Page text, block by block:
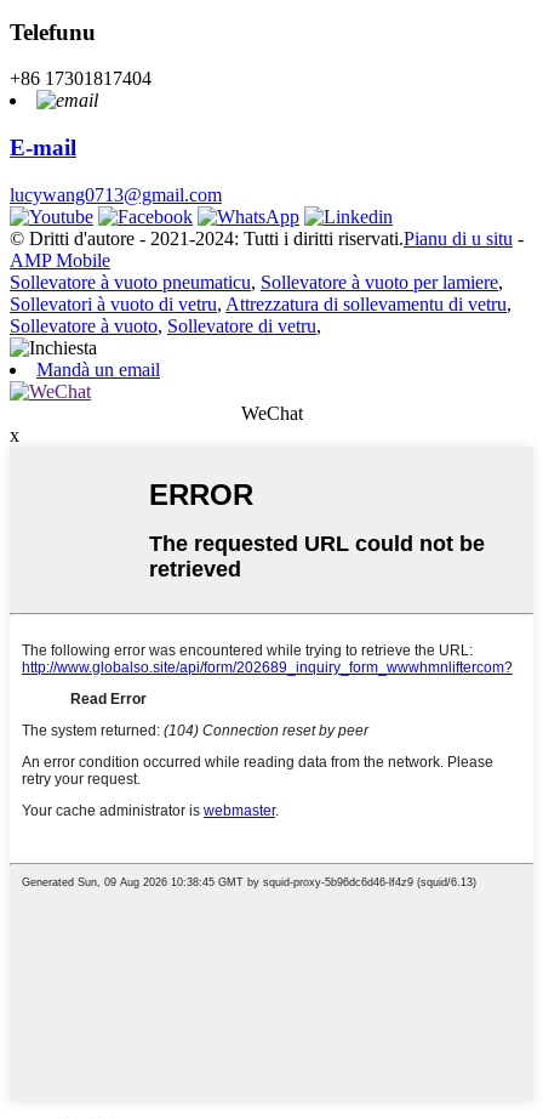
Telefunu
+86 17301817404
E-mail
lucywang0713@gmail.com
© Dritti d'autore - 2021-2024: Tutti i diritti riservati.Pianu di u situ -
AMP Mobile
Sollevatore à vuoto pneumaticu, Sollevatore à vuoto per lamiere,
Sollevatori à vuoto di vetru, Attrezzatura di sollevamentu di vetru,
Sollevatore à vuoto, Sollevatore di vetru,
Mandà un email
WeChat
x